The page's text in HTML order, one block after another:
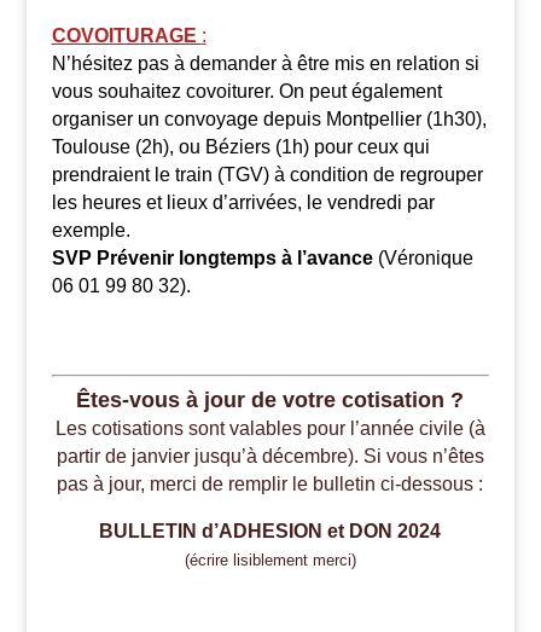
COVOITURAGE :
N’hésitez pas à demander à être mis en relation si
vous souhaitez covoiturer. On peut également
organiser un convoyage depuis Montpellier (1h30),
Toulouse (2h), ou Béziers (1h) pour ceux qui
prendraient le train (TGV) à condition de regrouper
les heures et lieux d’arrivées, le vendredi par
exemple.
SVP Prévenir longtemps à l’avance (Véronique
06 01 99 80 32).
Êtes-vous à jour de votre cotisation ?
Les cotisations sont valables pour l’année civile (à
partir de janvier jusqu’à décembre). Si vous n’êtes
pas à jour, merci de remplir le bulletin ci-dessous :
BULLETIN d’ADHESION et DON 2024
(écrire lisiblement merci)